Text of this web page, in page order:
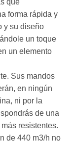
forma rápida y
y su diseño
un toque
un elemento
Sus mandos
en ningún
ni por la
de una
resistentes.
de 440 m3/h no